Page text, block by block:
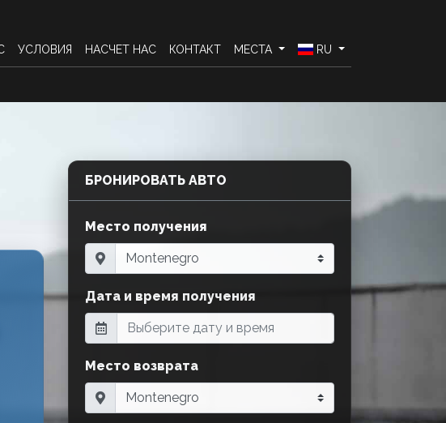
УСЛОВИЯ НАСЧЕТ НАС КОНТАКТ МЕСТА RU
БРОНИРОВАТЬ АВТО
Место получения
Дата и время получения
Место возврата